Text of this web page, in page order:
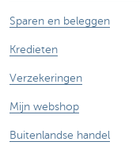
Sparen en beleggen
Kredieten
Verzekeringen
Mijn webshop
Buitenlandse handel